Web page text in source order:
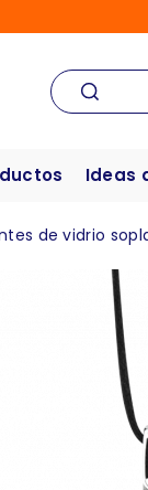
Ideas
de vidrio